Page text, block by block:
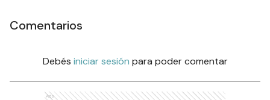
Comentarios
Debés iniciar sesión para poder comentar
Ads